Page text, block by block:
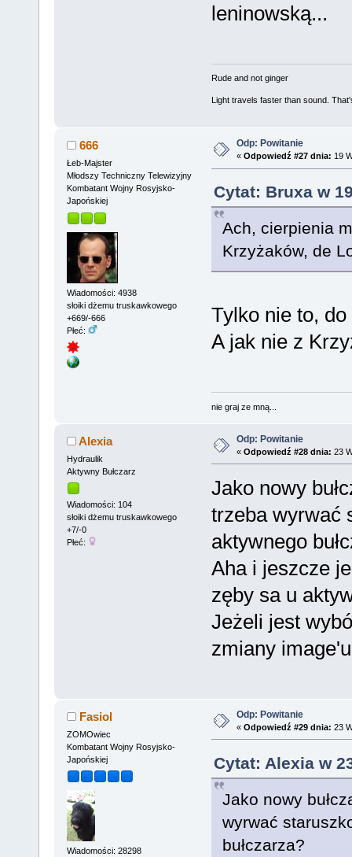
leninowską...
Rude and not ginger
Light travels faster than sound.
666
Łeb-Majster
Młodszy Techniczny Telewizyjny
Kombatant Wojny Rosyjsko-
Japońskiej
Wiadomości: 4938
słoiki dżemu truskawkowego
+669/-666
Płeć:
Odp: Powitanie
« Odpowiedź #27 dnia: 19
Cytat: Bruxa w
Ach, cierpienia
Krzyżaków, de
Tylko nie to, do
A jak nie z
nie graj ze mną...
Alexia
Hydraulik
Aktywny Bułczarz
Wiadomości: 104
słoiki dżemu truskawkowego
+7/-0
Płeć:
Odp: Powitanie
« Odpowiedź #28 dnia: 23
Jako nowy
trzeba wyrwać
aktywnego
Aha i jeszcze
zęby sa u
Jeżeli jest
zmiany
Fasiol
ZOMOwiec
Kombatant Wojny Rosyjsko-
Japońskiej
Wiadomości: 28298
Odp: Powitanie
« Odpowiedź #29 dnia: 23
Cytat: Alexia w
Jako nowy
wyrwać
bułczarza?